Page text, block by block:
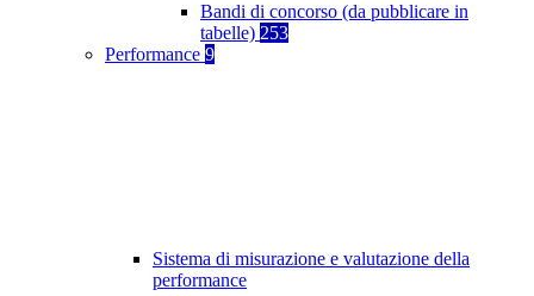
Bandi di concorso (da pubblicare in
tabelle) 253
Performance 9
Sistema di misurazione e valutazione della
performance